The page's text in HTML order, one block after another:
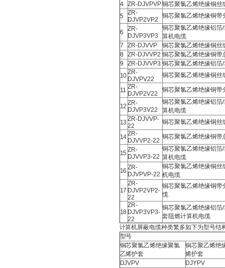
4 ZR-DJVPVP铜芯聚氯乙烯绝缘铜
5
ZR-
DJVP2VP2
铜芯聚氯乙烯绝缘铜
6
ZR-
DJVP3VP3
铜芯聚氯乙烯绝缘铝
算机电缆
7
ZR-DJVVP
铜芯聚氯乙烯绝缘铜
8
ZR-DJVVP2 铜芯聚氯乙烯绝缘铜
9
ZR-DJVVP3 铜芯聚氯乙烯绝缘铝
10ZR-
DJVPV22
铜芯聚氯乙烯绝缘铜
11 ZR-
DJVP2V22
铜芯聚氯乙烯绝缘铜
12 ZR-
DJVP3V22
铜芯聚氯乙烯绝缘铝
算机电缆
13 ZR-DJVVP-
22
铜芯聚氯乙烯绝缘铜
14ZR-
DJVVP2-22
铜芯聚氯乙烯绝缘铜
15 ZR-
DJVVP3-22
铜芯聚氯乙烯绝缘铝
算机电缆
16 ZR-
DJVPVP-22
铜芯聚氯乙烯绝缘铜
机电缆
17
ZR-
DJVP2VP2-
22
铜芯聚氯乙烯绝缘铜
缆
18
ZR-
DJVP3VP3-
22
铜芯聚氯乙烯绝缘铝
套阻燃计算机电缆
计算机屏蔽电缆种类繁多如下为型号结
型号
铜芯聚氯乙烯绝缘聚氯
乙烯护套
铜芯聚乙烯绝
烯护套
DJVPV
DJYPV